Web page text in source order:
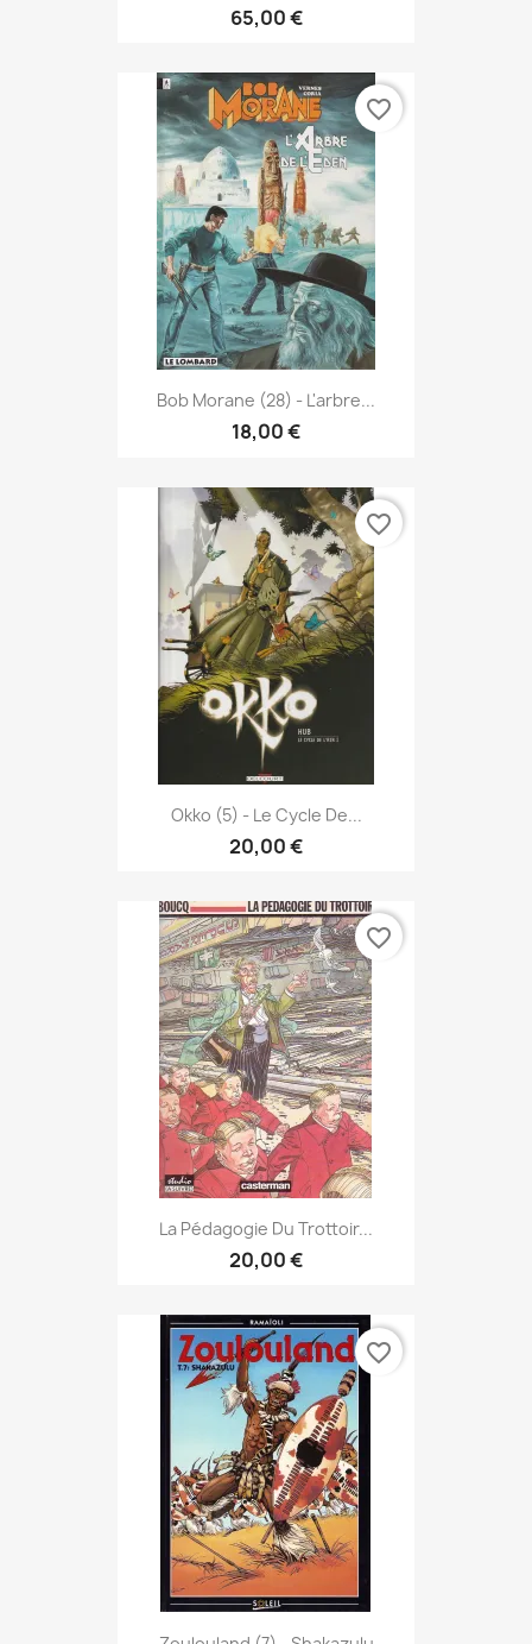
65,00 €
Bob Morane (28) - L'arbre...
18,00 €
favorite_border
Okko (5) - Le Cycle De...
20,00 €
favorite_border
La Pédagogie Du Trottoir...
20,00 €
favorite_border
favorite_border